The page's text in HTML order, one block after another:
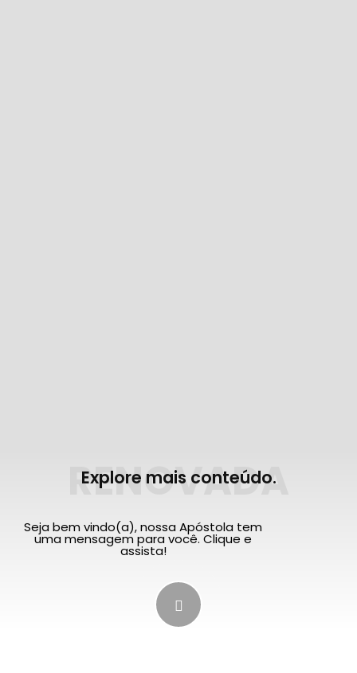
RENOVADA
Explore mais conteúdo.
Seja bem vindo(a), nossa Apóstola tem
uma mensagem para você. Clique e
assista!